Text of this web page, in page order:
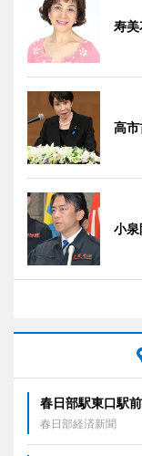
寿
高市
小
春日部駅東口駅
春日部経済新聞